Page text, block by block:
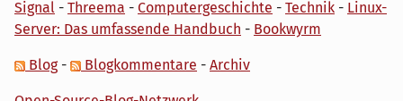
Signal - Threema - Computergeschichte - Technik - Linux-
Server: Das umfassende Handbuch - Bookwyrm
Blog- Blogkommentare - Archiv